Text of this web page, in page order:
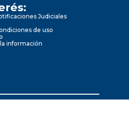
Judiciales
de uso
información